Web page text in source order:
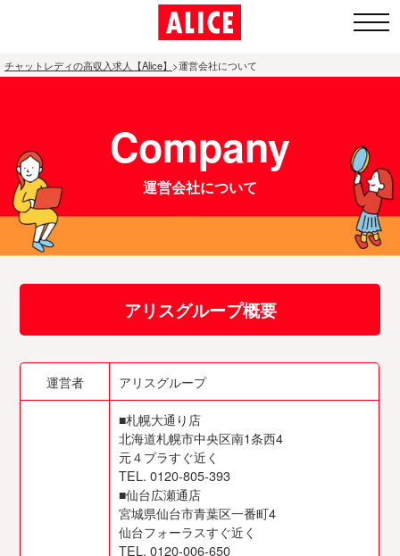
ップペー
ジ
2.通勤チャ
ットレディ
人気の理由
4.面接〜体
験入店〜お
チャットレディの高収入求人【Alice】 >運営会社について
Company
運営会社について
アリスグループ概要
運営者 アリスグループ
■札幌大通り店
北海道札幌市中央区南1条西4
元４プラすぐ近く
TEL. 0120-805-393
■仙台広瀬通店
宮城県仙台市青葉区一番町4
仙台フォーラスすぐ近く
TEL. 0120-006-650